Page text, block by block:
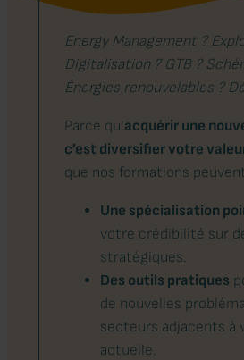
Energy Management ?
Digitalisation ? GTB ?
Énergies renouvelables ?
Parce qu’acquérir une
c’est diversifier votre
que nos formations
Une spécialisation
votre crédibilité sur
stratégiques.
Des outils pratiques
de nouvelles
secteurs adjacents à
actuelle.